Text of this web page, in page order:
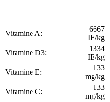
Vitamine A:
6667
IE/kg
Vitamine D3:
1334
IE/kg
Vitamine E:
133
mg/kg
Vitamine C:
133
mg/kg